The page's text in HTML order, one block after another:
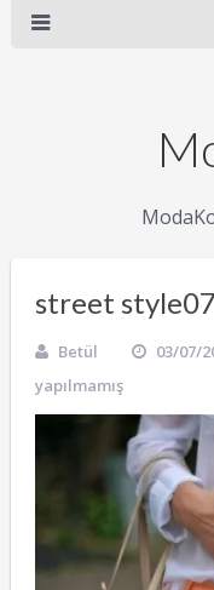
street style07
Betül 03/07/
yapılmamış